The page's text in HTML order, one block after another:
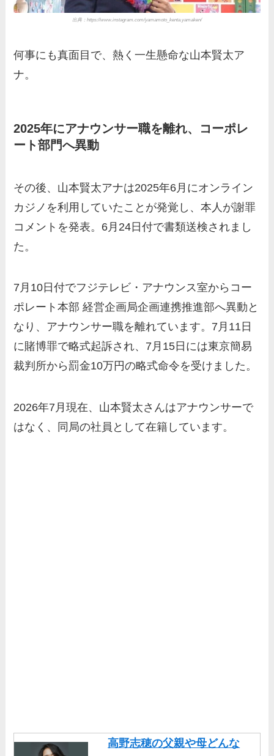
出典：https://www.instagram.com/yamamoto_kenta.yamaken/
何事にも真面目で、熱く一生懸命な山本賢太ア
ナ。
2025年にアナウンサー職を離れ、コーポレ
ート部門へ異動
その後、山本賢太アナは2025年6月にオンライン
カジノを利用していたことが発覚し、本人が謝罪
コメントを発表。6月24日付で書類送検されまし
た。
7月10日付でフジテレビ・アナウンス室からコー
ポレート本部 経営企画局企画連携推進部へ異動と
なり、アナウンサー職を離れています。7月11日
に賭博罪で略式起訴され、7月15日には東京簡易
裁判所から罰金10万円の略式命令を受けました。
2026年7月現在、山本賢太さんはアナウンサーで
はなく、同局の社員として在籍しています。
高野志穂の父親や母どんな